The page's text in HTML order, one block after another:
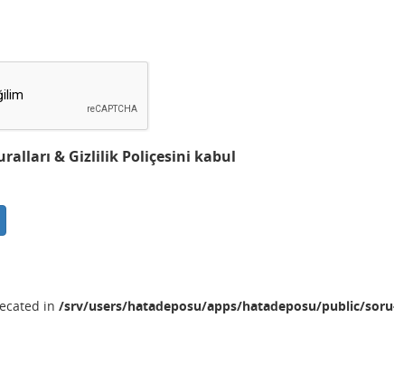
& Gizlilik Poliçesini kabul
in /srv/users/hatadeposu/apps/hatadeposu/public/